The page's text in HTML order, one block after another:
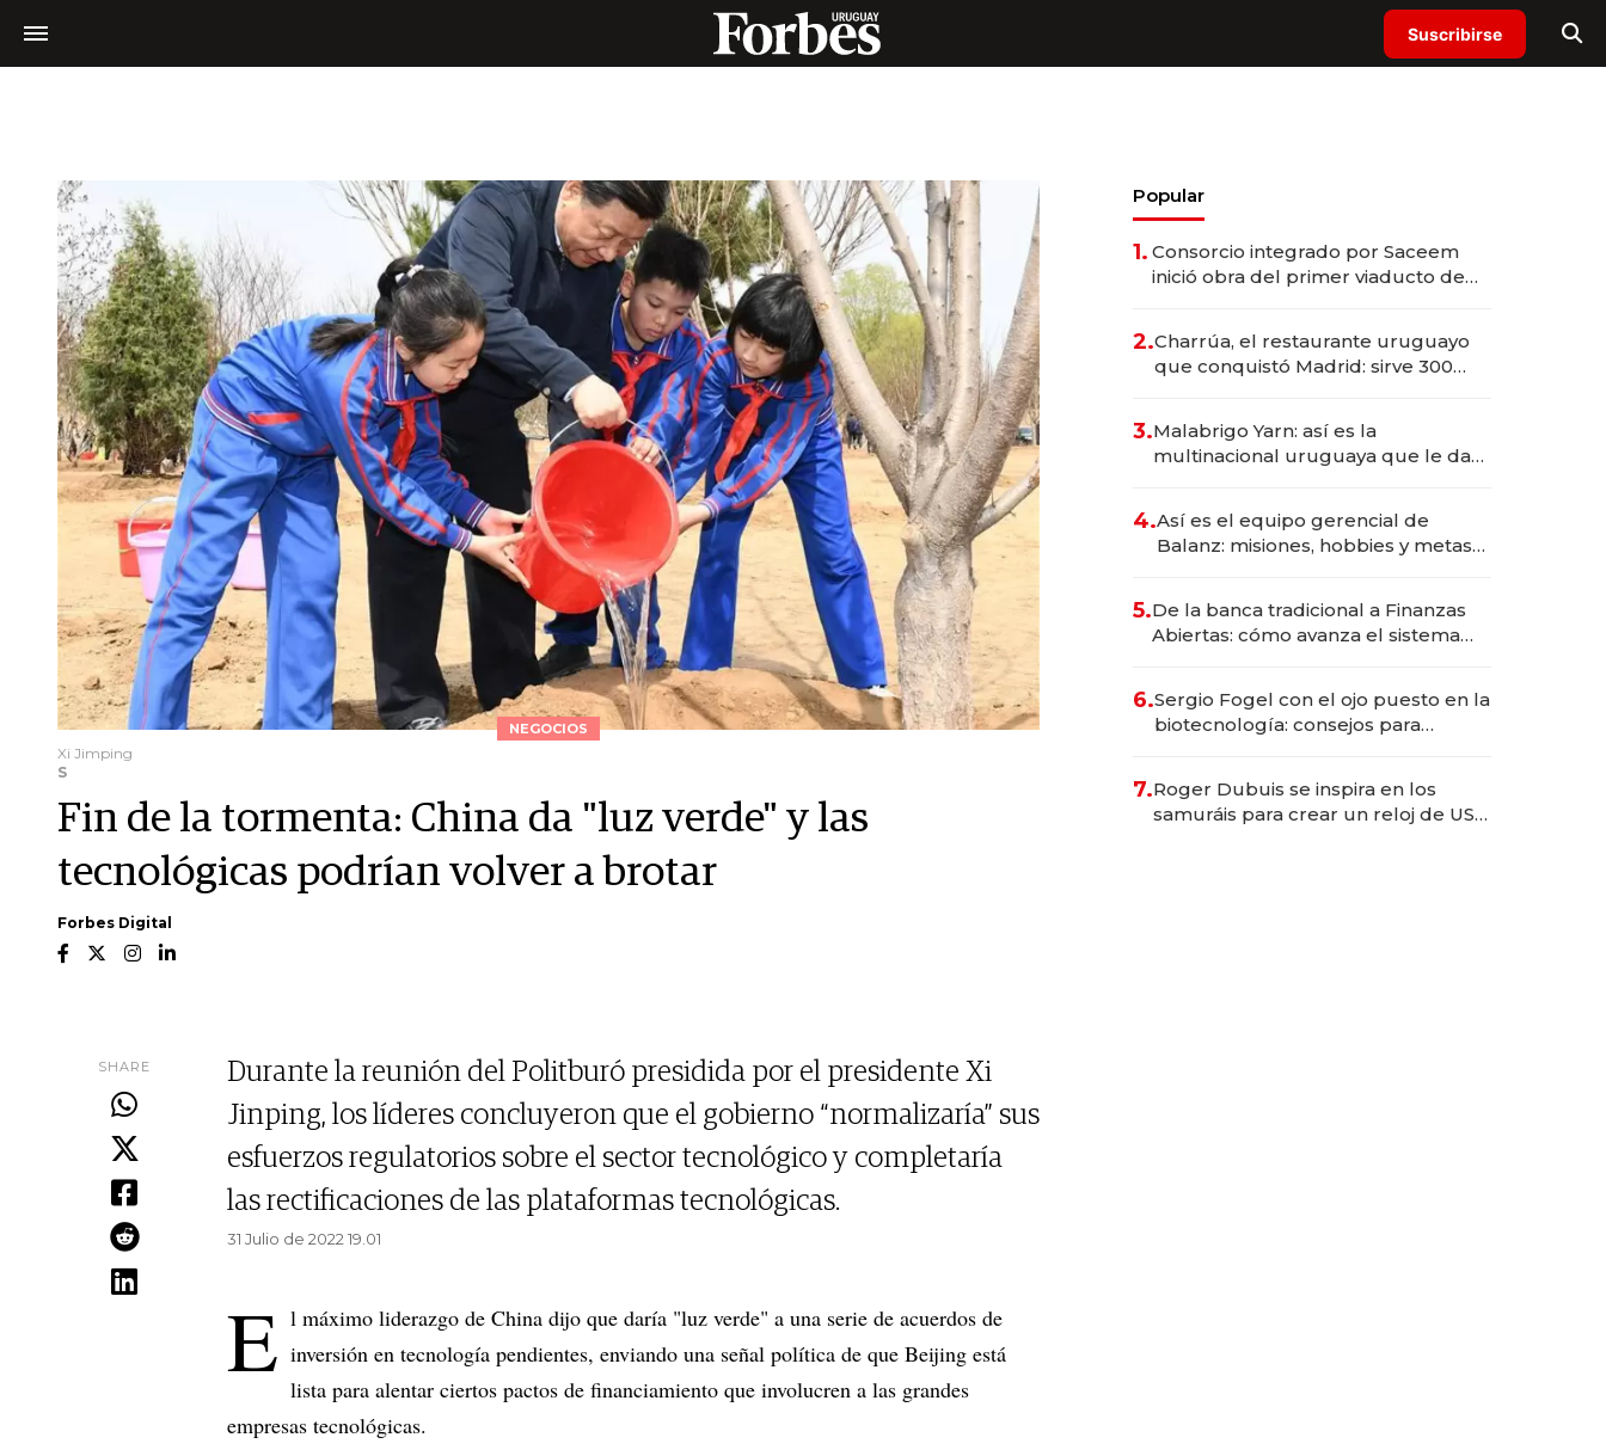
Suscribirse
NEGOCIOS
Xi Jimping
S
Fin de la tormenta: China da "luz verde" y las
tecnológicas podrían volver a brotar
Forbes Digital
SHARE
Durante la reunión del Politburó presidida por el presidente Xi
Jinping, los líderes concluyeron que el gobierno “normalizaría” sus
esfuerzos regulatorios sobre el sector tecnológico y completaría
las rectificaciones de las plataformas tecnológicas.
31 Julio de 2022 19.01
E l máximo liderazgo de China dijo que daría "luz verde" a una serie de acuerdos de
inversión en tecnología pendientes, enviando una señal política de que Beijing está
lista para alentar ciertos pactos de financiamiento que involucren a las grandes
empresas tecnológicas.
Popular
1. Consorcio integrado por Saceem
inició obra del primer viaducto de
millones
2.Charrúa, el restaurante uruguayo
que conquistó Madrid: sirve 300
prepara apertura
3.Malabrigo Yarn: así es la
multinacional uruguaya que le da
4.Así es el equipo gerencial de
Balanz: misiones, hobbies y metas
5.De la banca tradicional a Finanzas
Abiertas: cómo avanza el sistema
6.Sergio Fogel con el ojo puesto en la
biotecnología: consejos para
7.Roger Dubuis se inspira en los
samuráis para crear un reloj de US$